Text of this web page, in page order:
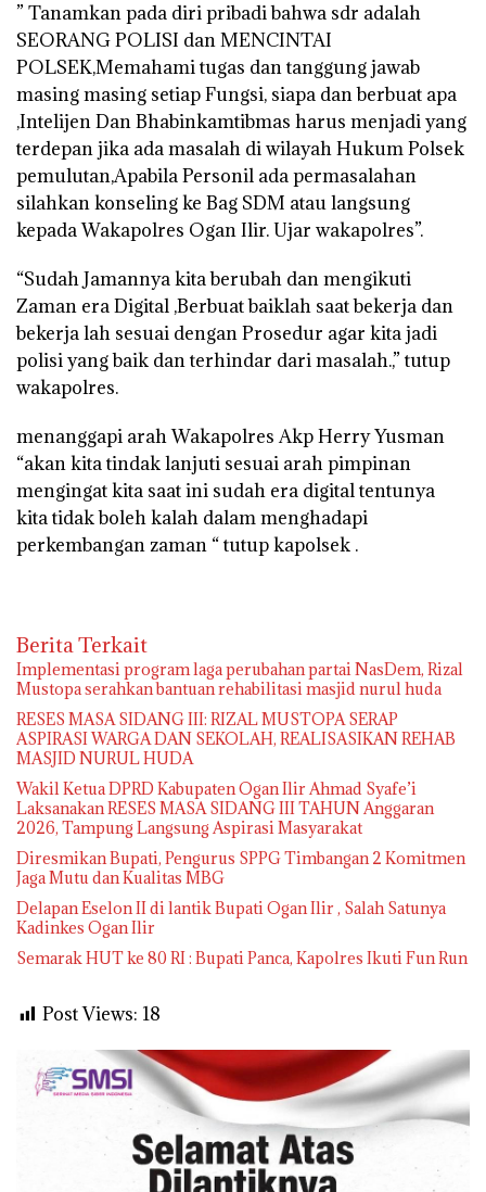
” Tanamkan pada diri pribadi bahwa sdr adalah
SEORANG POLISI dan MENCINTAI
POLSEK,Memahami tugas dan tanggung jawab
masing masing setiap Fungsi, siapa dan berbuat apa
,Intelijen Dan Bhabinkamtibmas harus menjadi yang
terdepan jika ada masalah di wilayah Hukum Polsek
pemulutan,Apabila Personil ada permasalahan
silahkan konseling ke Bag SDM atau langsung
kepada Wakapolres Ogan Ilir. Ujar wakapolres”.
“Sudah Jamannya kita berubah dan mengikuti
Zaman era Digital ,Berbuat baiklah saat bekerja dan
bekerja lah sesuai dengan Prosedur agar kita jadi
polisi yang baik dan terhindar dari masalah.,” tutup
wakapolres.
menanggapi arah Wakapolres Akp Herry Yusman
“akan kita tindak lanjuti sesuai arah pimpinan
mengingat kita saat ini sudah era digital tentunya
kita tidak boleh kalah dalam menghadapi
perkembangan zaman “ tutup kapolsek .
Berita Terkait
Implementasi program laga perubahan partai NasDem, Rizal
RESES MASA SIDANG III: RIZAL MUSTOPA SERAP
ASPIRASI WARGA DAN SEKOLAH, REALISASIKAN REHAB
MASJID NURUL HUDA
Wakil Ketua DPRD Kabupaten Ogan Ilir Ahmad Syafe’i
Laksanakan RESES MASA SIDANG III TAHUN Anggaran
2026, Tampung Langsung Aspirasi Masyarakat
Diresmikan Bupati, Pengurus SPPG Timbangan 2 Komitmen
Jaga Mutu dan Kualitas MBG
Delapan Eselon II di lantik Bupati Ogan Ilir , Salah Satunya
Kadinkes Ogan Ilir
Semarak HUT ke 80 RI : Bupati Panca, Kapolres Ikuti Fun Run
Post Views: 18